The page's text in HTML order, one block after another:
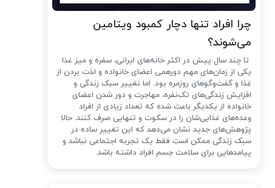
چرا افراد تنها دچار کمبود ویتامین
می‌شوند؟
تا چند سال پیش در اکثر خانه‌های ایرانی، سفره و میز غذا
یکی از زمان‌های مهم دورهمی اعضای خانواده و لذت بردن از
غذا و گفت‌وگوهای روزمره بود. اما تغییر سبک زندگی و
افزایش زندگی‌های تک‌نفره، مهاجرت و دور شدن اعضای
خانواده از یکدیگر باعث شده که تعداد زیادی از افراد
وعده‌های غذایی‌شان را در سکوت و تنهایی صرف کنند. حالا
پژوهش‌های جدید نشان می‌دهد که این تغییر ساده در
سبک زندگی ممکن است فقط یک تجربه اجتماعی نباشد و
پیامدهایی برای سلامت جسم افراد داشته باشد.